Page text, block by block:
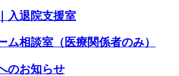
入退院支援室
ム相談室（医療関係者のみ）
のお知らせ